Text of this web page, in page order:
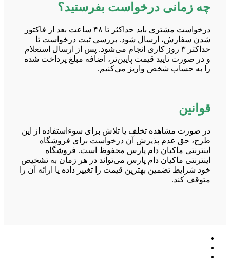
چه زمانی درخواست بفرستید؟
درخواست مشتری باید حداکثر تا ۴۸ ساعت بعد از فاکتور
شدن سفارش، ارسال شود. بررسی ثبت درخواست تا
حداکثر ۳ روز کاری انجام می‌شود. پس از ارسال استعلام
و در صورت تایید قیمت پایین‌تر، اضافه مبلغ پرداخت شده
را به حساب شخص واریز می‌کنیم.
قوانین
در صورت مشاهده تخلف یا تلاش برای سوءاستفاده از این
طرح، حق عدم پذیرش آن درخواست برای فروشگاه
اینترنتی ماکیان دام پارس محفوظ است. فروشگاه
اینترنتی ماکیان دام پارس می‌تواند در هر زمان به تشخیص
خود شرایط تضمین بهترین قیمت را تغییر داده یا ارائه آن را
متوقف کند.